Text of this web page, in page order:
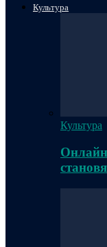
Культура
Культура